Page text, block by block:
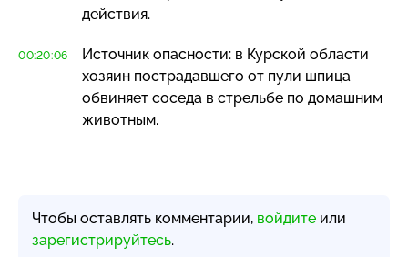
действия.
00:20:06
Источник опасности: в Курской области
хозяин пострадавшего от пули шпица
обвиняет соседа в стрельбе по домашним
животным.
Чтобы оставлять комментарии, войдите или
зарегистрируйтесь.